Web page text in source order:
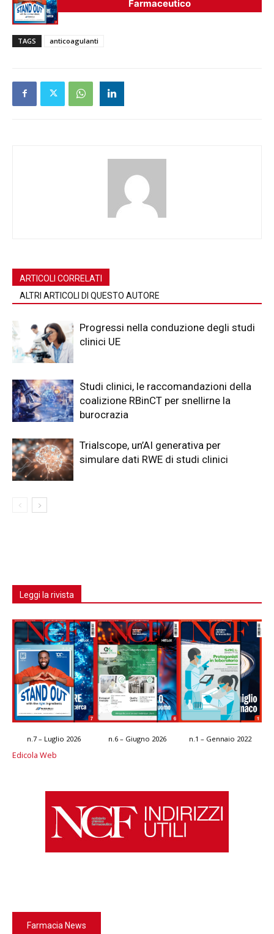
Farmaceutico
TAGS anticoagulanti
ARTICOLI CORRELATI
ALTRI ARTICOLI DI QUESTO AUTORE
Progressi nella conduzione degli studi
clinici UE
Studi clinici, le raccomandazioni della
coalizione RBinCT per snellirne la
burocrazia
Trialscope, un’AI generativa per
simulare dati RWE di studi clinici
Leggi la rivista
n.7 – Luglio 2026 n.6 – Giugno 2026 n.1 – Gennaio 2022
Edicola Web
Farmacia News